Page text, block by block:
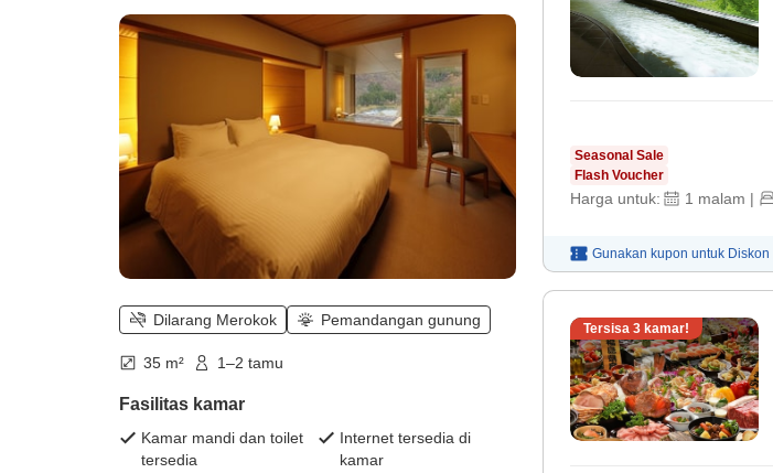
merokok (Kamar dengan pemandian
air panas terbuka 【Double・35
meter persegi】 Gaya Barat 《Suara
sungai・Pemandangan lembah》)
Dilarang Merokok Pemandangan gunung
35 m² 1–2 tamu
Fasilitas kamar
Kamar mandi dan toilet
tersedia
Internet tersedia di
kamar
Seasonal Sale
Flash Voucher
Harga untuk: 1 malam |
Gunakan kupon untuk Diskon
Tersisa 3 kamar!